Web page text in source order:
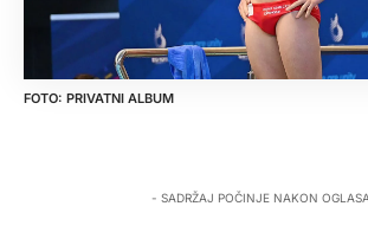
PRIVATNI ALBUM
- SADRŽAJ POČINJE NAKON